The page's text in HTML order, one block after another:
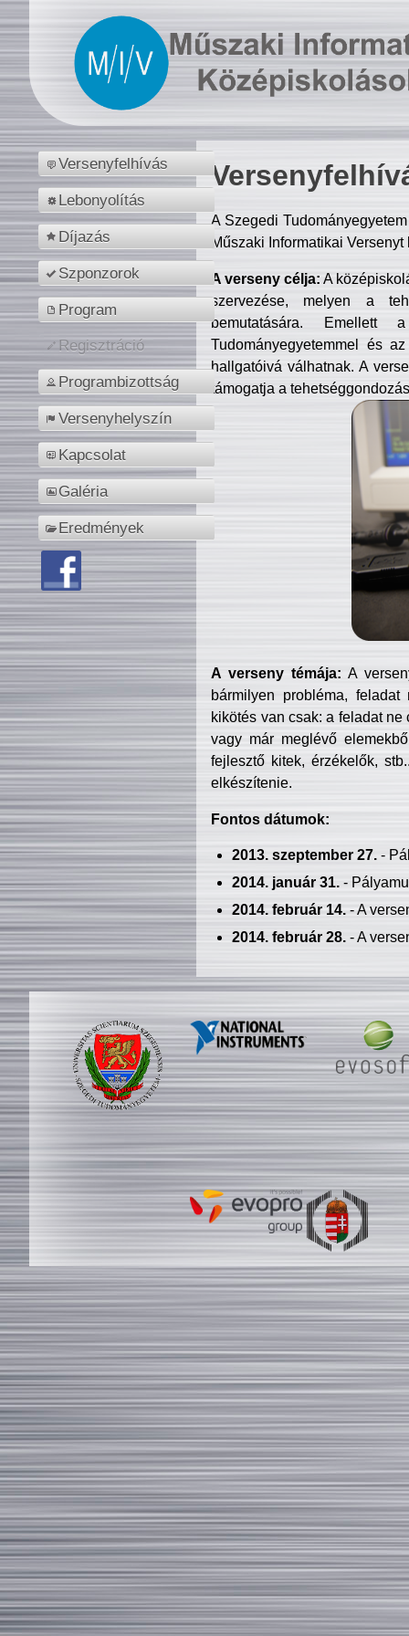
Versenyfelhívás
Lebonyolítás
Díjazás
Szponzorok
Program
Regisztráció
Programbizottság
Versenyhelyszín
Kapcsolat
Galéria
Eredmények
A Szegedi
Műszaki Informatikai
A verseny célja: A
szervezése, melyen a
bemutatására. Emellett
Tudományegyetemmel és
hallgatóivá válhatnak. A
támogatja a
A verseny témája: A
bármilyen probléma, feladat
kikötés van csak: a feladat
vagy már meglévő
fejlesztő kitek, érzékelők,
elkészítenie.
Fontos dátumok:
2013. szeptember 27.-
2014. január 31.-
2014. február 14.- A
2014. február 28.- A